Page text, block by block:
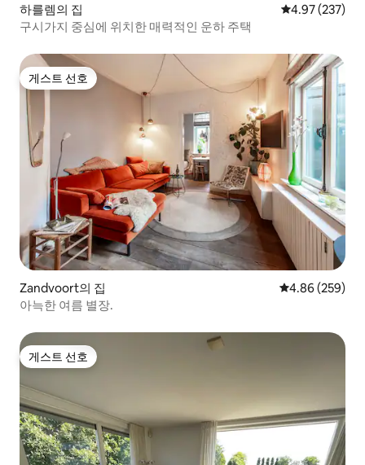
하를렘의 집 평점 4.97점(5
4.97 (237)
구시가지 중심에 위치한 매력적인 운하 주택
게스트 선호
게스트 선호
Zandvoort의 집 평점 4.86점(5
4.86 (259)
아늑한 여름 별장.
게스트 선호
게스트 선호